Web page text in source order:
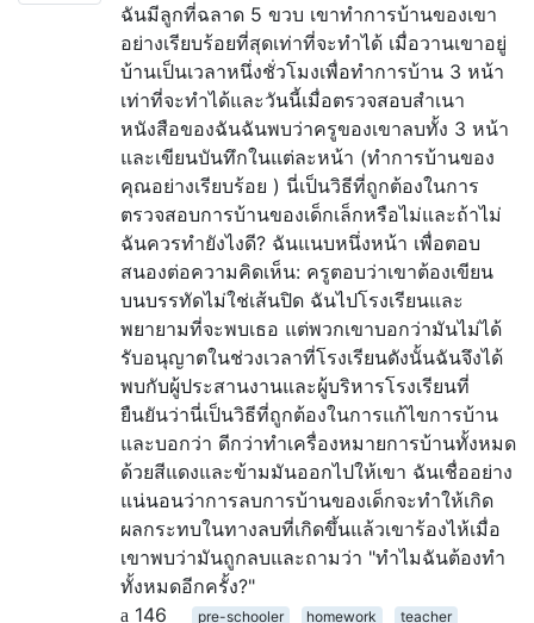
ฉันมีลูกที่ฉลาด 5 ขวบ เขาทำการบ้านของเขา
อย่างเรียบร้อยที่สุดเท่าที่จะทำได้ เมื่อวานเขาอยู่
บ้านเป็นเวลาหนึ่งชั่วโมงเพื่อทำการบ้าน 3 หน้า
เท่าที่จะทำได้และวันนี้เมื่อตรวจสอบสำเนา
หนังสือของฉันฉันพบว่าครูของเขาลบทั้ง 3 หน้า
และเขียนบันทึกในแต่ละหน้า (ทำการบ้านของ
คุณอย่างเรียบร้อย ) นี่เป็นวิธีที่ถูกต้องในการ
ตรวจสอบการบ้านของเด็กเล็กหรือไม่และถ้าไม่
ฉันควรทำยังไงดี? ฉันแนบหนึ่งหน้า เพื่อตอบ
สนองต่อความคิดเห็น: ครูตอบว่าเขาต้องเขียน
บนบรรทัดไม่ใช่เส้นปิด ฉันไปโรงเรียนและ
พยายามที่จะพบเธอ แต่พวกเขาบอกว่ามันไม่ได้
รับอนุญาตในช่วงเวลาที่โรงเรียนดังนั้นฉันจึงได้
พบกับผู้ประสานงานและผู้บริหารโรงเรียนที่
ยืนยันว่านี่เป็นวิธีที่ถูกต้องในการแก้ไขการบ้าน
และบอกว่า ดีกว่าทำเครื่องหมายการบ้านทั้งหมด
ด้วยสีแดงและข้ามมันออกไปให้เขา ฉันเชื่ออย่าง
แน่นอนว่าการลบการบ้านของเด็กจะทำให้เกิด
ผลกระทบในทางลบที่เกิดขึ้นแล้วเขาร้องไห้เมื่อ
เขาพบว่ามันถูกลบและถามว่า "ทำไมฉันต้องทำ
ทั้งหมดอีกครั้ง?"
146
pre-schooler homework teacher